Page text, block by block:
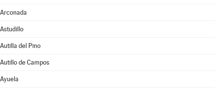
Arconada
Astudillo
Autilla del Pino
Autillo de Campos
Ayuela